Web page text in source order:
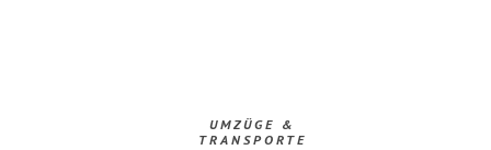
UMZÜGE &
TRANSPORTE